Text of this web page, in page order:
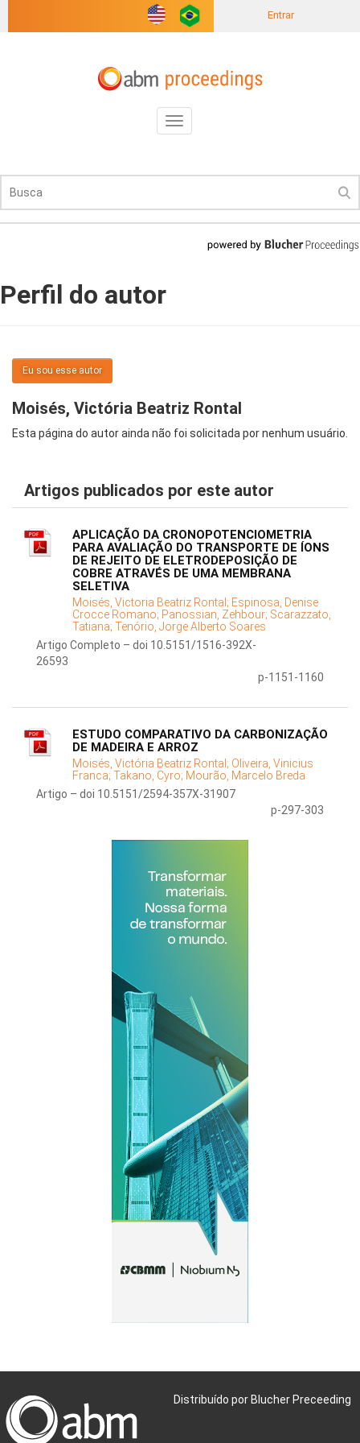
Entrar
Toggle
navigation
Perfil do autor
Eu sou esse autor
Moisés, Victória Beatriz Rontal
Esta página do autor ainda não foi solicitada por nenhum usuário.
Artigos publicados por este autor
APLICAÇÃO DA CRONOPOTENCIOMETRIA
PARA AVALIAÇÃO DO TRANSPORTE DE ÍONS
DE REJEITO DE ELETRODEPOSIÇÃO DE
COBRE ATRAVÉS DE UMA MEMBRANA
SELETIVA
Moisés, Victoria Beatriz Rontal; Espinosa, Denise
Crocce Romano; Panossian, Zehbour; Scarazzato,
Tatiana; Tenório, Jorge Alberto Soares
Artigo Completo – doi 10.5151/1516-392X-
26593
p-1151-1160
ESTUDO COMPARATIVO DA CARBONIZAÇÃO
DE MADEIRA E ARROZ
Moisés, Victória Beatriz Rontal; Oliveira, Vinicius
Franca; Takano, Cyro; Mourão, Marcelo Breda
Artigo – doi 10.5151/2594-357X-31907
p-297-303
Distribuído por Blucher Preceeding